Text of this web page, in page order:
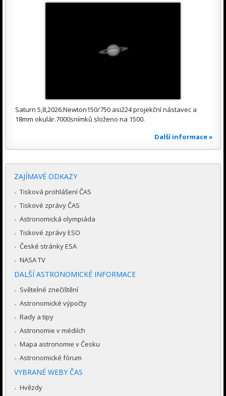
Saturn 5,8,2026.Newton150/750 asi224 projekční nástavec a
18mm okulár.7000snímků složeno na 1500.
Další informace »
ZAJÍMAVÉ ODKAZY
Tisková prohlášení ČAS
Tiskové zprávy ČAS
Astronomická olympiáda
Tiskové zprávy ESO
České stránky ESA
NASA TV
DALŠÍ ASTRONOMICKÉ INFORMACE
Světelné znečištění
Astronomické výpočty
Rady a tipy
Astronomie v médiích
Mapa astronomie v Česku
Astronomické fórum
VYBRANÉ WEBY ČAS
Hvězdy